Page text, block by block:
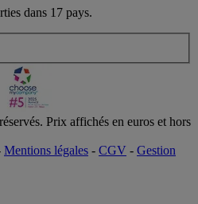
dans 17 pays.
Prix affichés en euros et hors
Mentions légales - CGV - Gestion